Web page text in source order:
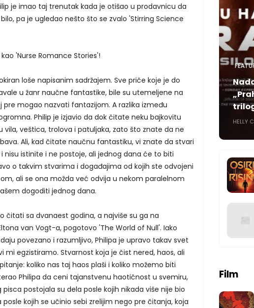
je imao taj trenutak kada je otišao u prodavnicu da
pa je ugledao nešto što se zvalo 'Stirring Science
'Nurse Romance Stories'!
loše napisanim sadržajem. Sve priče koje je do
u žanr naučne fantastike, bile su utemeljene na
mogao nazvati fantazijom. A razlika između
Philip je izjavio da dok čitate neku bajkovitu
vila, veštica, trolova i patuljaka, zato što znate da ne
Ali, kad čitate naučnu fantastiku, vi znate da stvari
istinite i ne postoje, ali jednog dana će to biti
o takvim stvarima i događajima od kojih ste odvojeni
ali se ona možda već odvija u nekom paralelnom
dogoditi jednog dana.
čitati sa dvanaest godina, a najviše su ga na
van Vogt-a, pogotovo 'The World of Null'. Iako
povezano i razumljivo, Philipa je upravo takav svet
mi egzistiramo. Stvarnost koja je čist nered, haos, ali
koliko nas taj haos plaši i koliko možemo biti
Philipa da ceni tajanstvenu haotičnost u svemiru,
postojala su dela posle kojih nikada više nije bio
kojih se učinio sebi zrelijim nego pre čitanja, koja
HELLY
Film